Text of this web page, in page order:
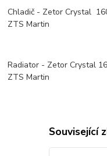
Chladič - Zetor Crystal
ZTS Martin
Radiator - Zetor Crystal
ZTS Martin
Související